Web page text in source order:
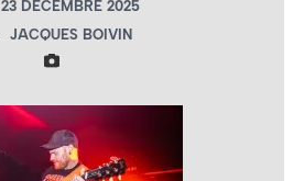
23 DÉCEMBRE 2025
JACQUES BOIVIN